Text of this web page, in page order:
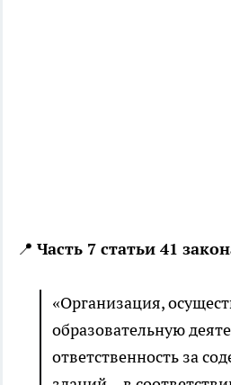
📍 Часть 7 статьи 41
«Организация,
образовательную
ответственность за